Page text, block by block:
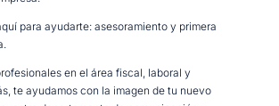
para ayudarte: asesoramiento y primera
en el área fiscal, laboral y
te ayudamos con la imagen de tu nuevo